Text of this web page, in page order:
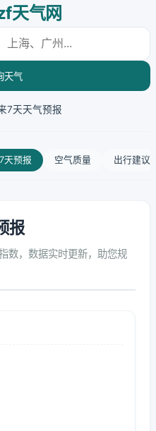
天气网
天气
7天天气预报
7天预报 空气质量 出行建议
报
数，数据实时更新，助您规